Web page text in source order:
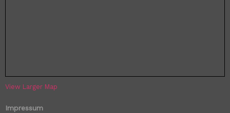
View Larger Map
Impressum